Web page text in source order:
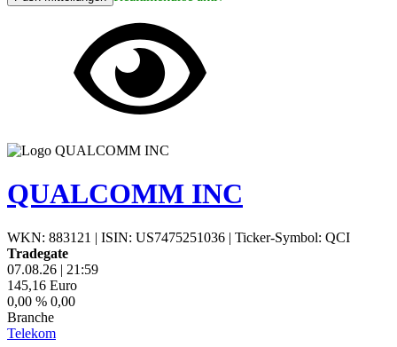
QUALCOMM INC
WKN: 883121 | ISIN: US7475251036 | Ticker-Symbol: QCI
Tradegate
07.08.26 | 21:59
145,16 Euro
0,00 % 0,00
Branche
Telekom